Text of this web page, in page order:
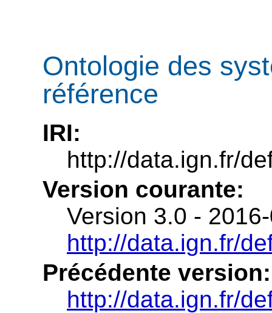
Ontologie des
référence
IRI:
http://data.ign.fr/
Version courante:
Version 3.0 -
http://data.ign.fr/
Précédente version:
http://data.ign.fr/